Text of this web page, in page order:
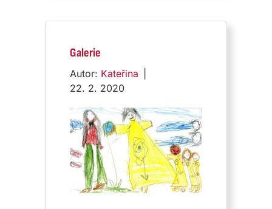
Galerie
Autor: Kateřina
22. 2. 2020